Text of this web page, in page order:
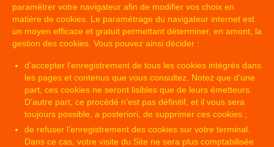
paramétrer votre navigateur afin de modifier vos choix en
matière de cookies. Le paramétrage du navigateur internet est
un moyen efficace et gratuit permettant déterminer, en amont, la
gestion des cookies. Vous pouvez ainsi décider :
d’accepter l’enregistrement de tous les cookies intégrés dans
les pages et contenus que vous consultez. Notez que d’une
part, ces cookies ne seront lisibles que de leurs émetteurs.
D’autre part, ce procédé n’est pas définitif, et il vous sera
toujours possible, a posteriori, de supprimer ces cookies ;
de refuser l’enregistrement des cookies sur votre terminal.
Dans ce cas, votre visite du Site ne sera plus comptabilisée